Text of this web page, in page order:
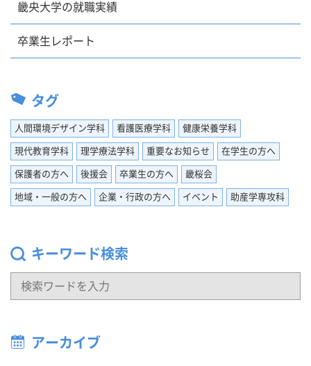
畿央大学の就職実績
卒業生レポート
タグ
人間環境デザイン学科 看護医療学科 健康栄養学科
現代教育学科 理学療法学科 重要なお知らせ 在学生の方へ
保護者の方へ 後援会 卒業生の方へ 畿桜会
地域・一般の方へ 企業・行政の方へ イベント 助産学専攻科
キーワード検索
アーカイブ